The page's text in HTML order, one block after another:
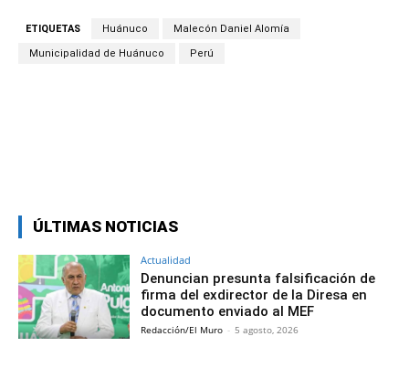
ETIQUETAS Huánuco Malecón Daniel Alomía
Municipalidad de Huánuco Perú
ÚLTIMAS NOTICIAS
Actualidad
Denuncian presunta falsificación de
firma del exdirector de la Diresa en
documento enviado al MEF
Redacción/El Muro - 5 agosto, 2026